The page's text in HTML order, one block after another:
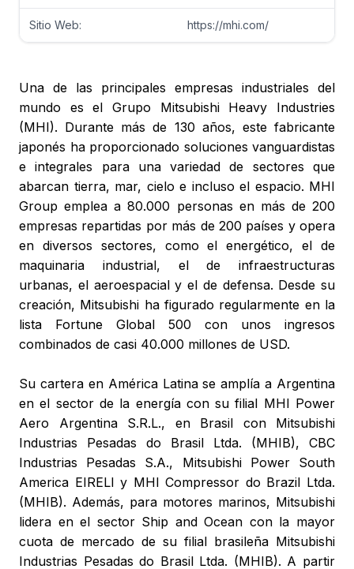
Sitio Web: https://mhi.com/
Una de las principales empresas industriales del
mundo es el Grupo Mitsubishi Heavy Industries
(MHI). Durante más de 130 años, este fabricante
japonés ha proporcionado soluciones vanguardistas
e integrales para una variedad de sectores que
abarcan tierra, mar, cielo e incluso el espacio. MHI
Group emplea a 80.000 personas en más de 200
empresas repartidas por más de 200 países y opera
en diversos sectores, como el energético, el de
maquinaria industrial, el de infraestructuras
urbanas, el aeroespacial y el de defensa. Desde su
creación, Mitsubishi ha figurado regularmente en la
lista Fortune Global 500 con unos ingresos
combinados de casi 40.000 millones de USD.
Su cartera en América Latina se amplía a Argentina
en el sector de la energía con su filial MHI Power
Aero Argentina S.R.L., en Brasil con Mitsubishi
Industrias Pesadas do Brasil Ltda. (MHIB), CBC
Industrias Pesadas S.A., Mitsubishi Power South
America EIRELI y MHI Compressor do Brazil Ltda.
(MHIB). Además, para motores marinos, Mitsubishi
lidera en el sector Ship and Ocean con la mayor
cuota de mercado de su filial brasileña Mitsubishi
Industrias Pesadas do Brasil Ltda. (MHIB). A partir